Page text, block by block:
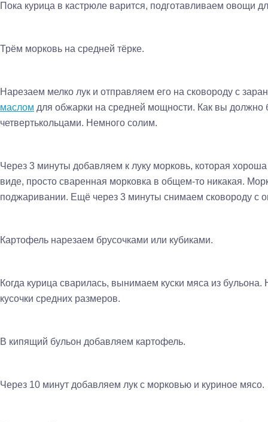
Пока курица в кастрюле варится, подготавливаем овощи
Трём морковь на средней тёрке.
Нарезаем мелко лук и отправляем его на сковороду с
маслом для обжарки на средней мощности. Как вы должно
четвертькольцами. Немного солим.
Через 3 минуты добавляем к луку морковь, которая
виде, просто сваренная морковка в общем-то никакая.
поджаривании. Ещё через 3 минуты снимаем сковороду с
Картофель нарезаем брусочками или кубиками.
Когда курица сварилась, вынимаем куски мяса из
кусочки средних размеров.
В кипящий бульон добавляем картофель.
Через 10 минут добавляем лук с морковью и куриное мясо.